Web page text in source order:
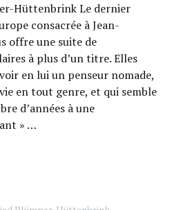
Hüttenbrink Le dernier
consacrée à Jean-
offre une suite de
à plus d’un titre. Elles
en lui un penseur nomade,
en tout genre, et qui semble
d’années à une
» …